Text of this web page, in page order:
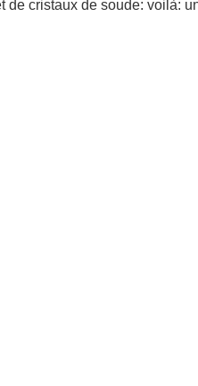
de cristaux de soude: voilà: